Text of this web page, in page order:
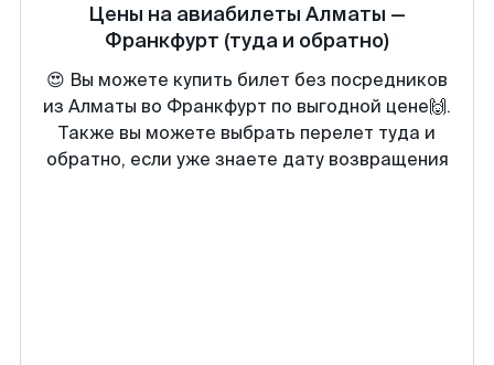
Цены на авиабилеты Алматы —
Франкфурт (туда и обратно)
😍 Вы можете купить билет без посредников
из Алматы во Франкфурт по выгодной цене🙌.
Также вы можете выбрать перелет туда и
обратно, если уже знаете дату возвращения